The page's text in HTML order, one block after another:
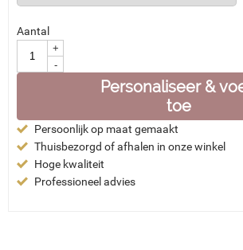
Aantal
+
-
Personaliseer &
toe
Persoonlijk op maat gemaakt
Thuisbezorgd of afhalen in onze winkel
Hoge kwaliteit
Professioneel advies